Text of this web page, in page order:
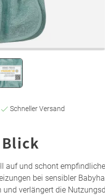
Schneller Versand
auf und schont
bei sensibler
und verlängert die